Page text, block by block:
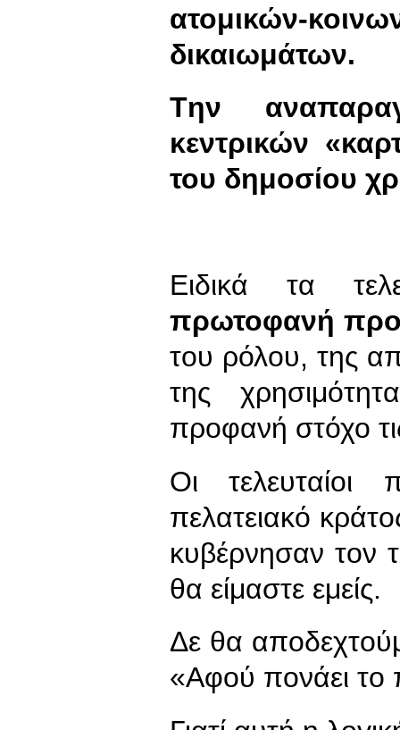
ατομικών-
δικαιωμάτων.
Tην
κεντρικών
του δημοσίου
Ειδικά τα
πρωτοφανή
του ρόλου, της
της
προφανή στόχο
Οι
πελατειακό
κυβέρνησαν τον
θα είμαστε εμείς.
Δε θα
«Αφού πονάει το